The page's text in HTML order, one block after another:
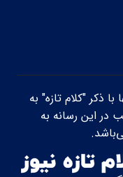
ذکر "کلام تازه" به
در این رسانه به